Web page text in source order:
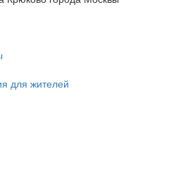
для жителей